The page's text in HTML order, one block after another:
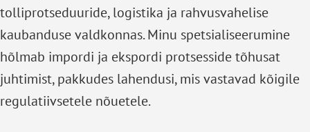
tolliprotseduuride, logistika ja rahvusvahelise
kaubanduse valdkonnas. Minu spetsialiseerumine
hõlmab impordi ja ekspordi protsesside tõhusat
juhtimist, pakkudes lahendusi, mis vastavad kõigile
regulatiivsetele nõuetele.